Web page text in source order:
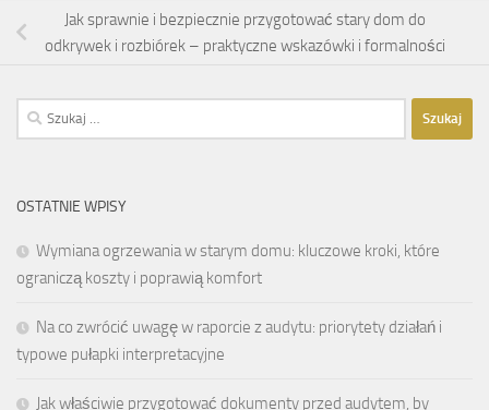
Jak sprawnie i bezpiecznie przygotować stary dom do
odkrywek i rozbiórek – praktyczne wskazówki i formalności
Szukaj:
OSTATNIE WPISY
Wymiana ogrzewania w starym domu: kluczowe kroki, które
ograniczą koszty i poprawią komfort
Na co zwrócić uwagę w raporcie z audytu: priorytety działań i
typowe pułapki interpretacyjne
Jak właściwie przygotować dokumenty przed audytem, by